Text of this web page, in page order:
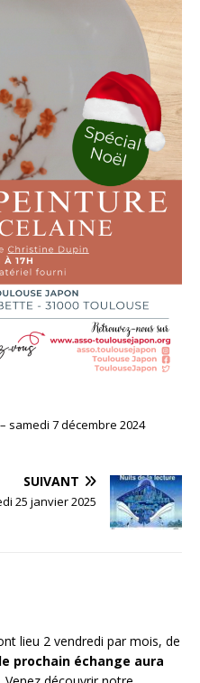
samedi 7 décembre 2024
SUIVANT
25 janvier 2025
lieu 2 vendredi par mois, de
le prochain échange aura